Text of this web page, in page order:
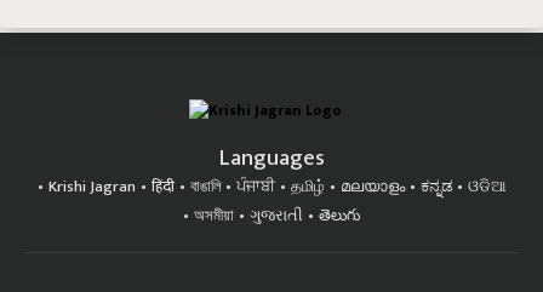
Languages
Krishi Jagran हिंदी বাঙালি ਪੰਜਾਬੀ தமிழ் മലയാളം ಕನ್ನಡ
ଓଡିଆ
অসমীয়া
ગુજરાતી తెలుగు